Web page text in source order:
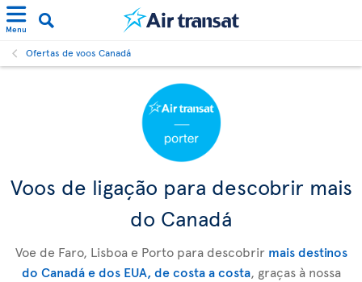
Menu
Ofertas de voos Canadá
Voos de ligação para descobrir mais
do Canadá
Voe de Faro, Lisboa e Porto para descobrir mais destinos
do Canadá e dos EUA, de costa a costa, graças à nossa